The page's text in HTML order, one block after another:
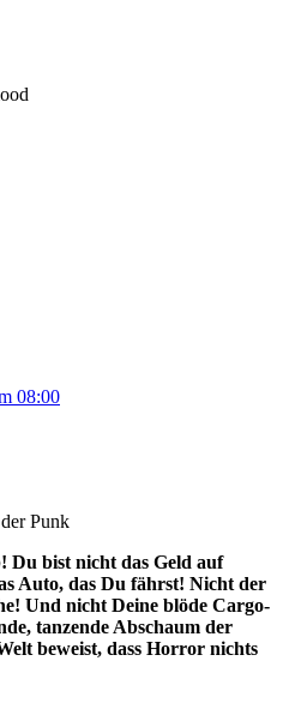
08:00
Punk
Du bist nicht das Geld auf
Auto, das Du fährst! Nicht der
Und nicht Deine blöde Cargo-
tanzende Abschaum der
beweist, dass Horror nichts